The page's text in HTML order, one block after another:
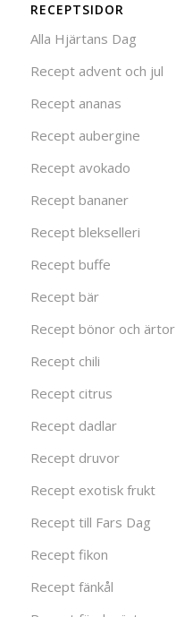
RECEPTSIDOR
Alla Hjärtans Dag
Recept advent och jul
Recept ananas
Recept aubergine
Recept avokado
Recept bananer
Recept blekselleri
Recept buffe
Recept bär
Recept bönor och ärtor
Recept chili
Recept citrus
Recept dadlar
Recept druvor
Recept exotisk frukt
Recept till Fars Dag
Recept fikon
Recept fänkål